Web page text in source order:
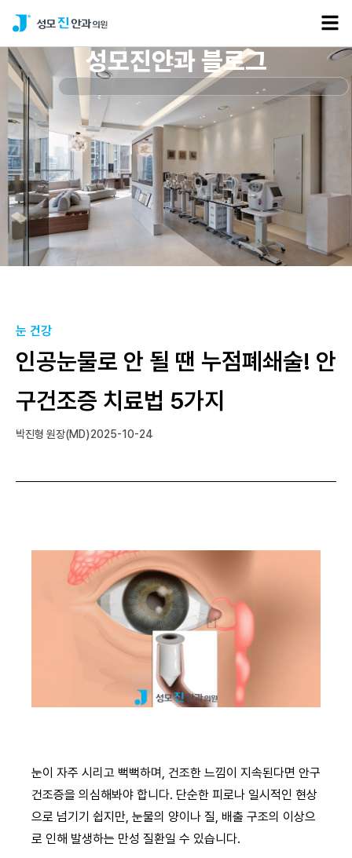
성모진안과 블로그
눈 건강
인공눈물로 안 될 땐 누점폐쇄술! 안
구건조증 치료법 5가지
박진형 원장(MD)2025-10-24
눈이 자주 시리고 뻑뻑하며, 건조한 느낌이 지속된다면 안구
건조증을 의심해봐야 합니다. 단순한 피로나 일시적인 현상
으로 넘기기 쉽지만, 눈물의 양이나 질, 배출 구조의 이상으
로 인해 발생하는 만성 질환일 수 있습니다.